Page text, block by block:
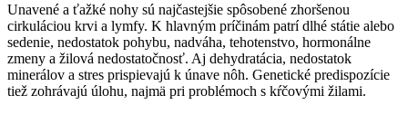
Unavené a ťažké nohy sú najčastejšie spôsobené zhoršenou
cirkuláciou krvi a lymfy. K hlavným príčinám patrí dlhé státie alebo
sedenie, nedostatok pohybu, nadváha, tehotenstvo, hormonálne
zmeny a žilová nedostatočnosť. Aj dehydratácia, nedostatok
minerálov a stres prispievajú k únave nôh. Genetické predispozície
tiež zohrávajú úlohu, najmä pri problémoch s kŕčovými žilami.